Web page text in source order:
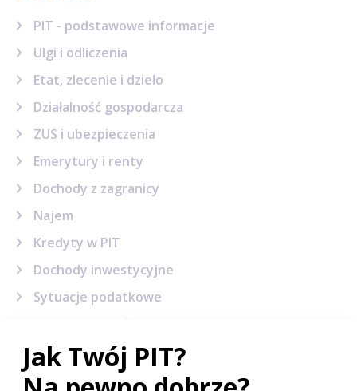
PIT - podstawowe informacje
Ulgi i odliczenia
Etat, zlecenie i dzieło
Działalność gospodarcza
ZUS i ubezpieczenia
Emerytury i renty
Dochody z zagranicy
Najem
Kredyty w PIT
Dochody inwestycyjne
Sytuacje podatkowe
Sprawy urzędowe
Formularze podatkowe